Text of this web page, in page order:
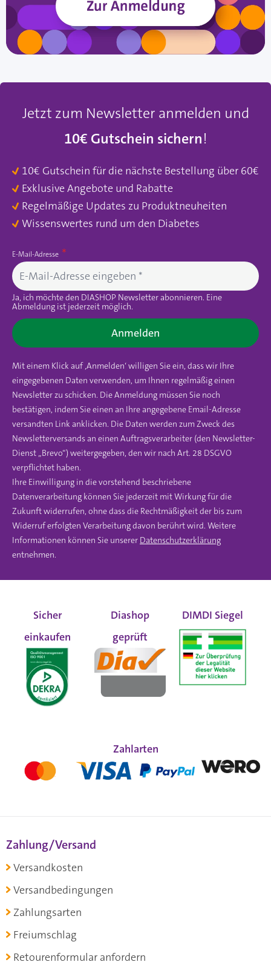
Jetzt zum Newsletter anmelden und
10€ Gutschein sichern!
10€ Gutschein für die nächste Bestellung über 60€
Exklusive Angebote und Rabatte
Regelmäßige Updates zu Produktneuheiten
Wissenswertes rund um den Diabetes
E-Mail-Adresse
Ja, ich möchte den DIASHOP Newsletter abonnieren. Eine
Abmeldung ist jederzeit möglich.
Anmelden
Mit einem Klick auf ‚Anmelden‘ willigen Sie ein, dass wir Ihre
eingegebenen Daten verwenden, um Ihnen regelmäßig einen
Newsletter zu schicken. Die Anmeldung müssen Sie noch
bestätigen, indem Sie einen an Ihre angegebene Email-Adresse
versandten Link anklicken. Die Daten werden zum Zweck des
Newsletterversands an einen Auftragsverarbeiter (den Newsletter-
Dienst „Brevo“) weitergegeben, den wir nach Art. 28 DSGVO
verpflichtet haben.
Ihre Einwilligung in die vorstehend beschriebene
Datenverarbeitung können Sie jederzeit mit Wirkung für die
Zukunft widerrufen, ohne dass die Rechtmäßigkeit der bis zum
Widerruf erfolgten Verarbeitung davon berührt wird. Weitere
Informationen können Sie unserer Datenschutzerklärung
entnehmen.
Sicher
einkaufen
Diashop
geprüft
DIMDI Siegel
Zahlarten
Zahlung/Versand
Versandkosten
Versandbedingungen
Zahlungsarten
Freiumschlag
Retourenformular anfordern